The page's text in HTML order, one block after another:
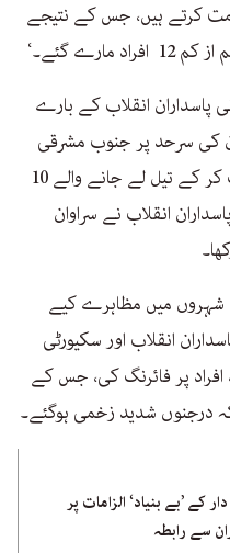
کرتے ہیں، جس کے نتیجے
گئے۔‘
کو ایرانی پاسداران انقلاب کے بارے
کی سرحد پر جنوب مشرقی
صوبہ سیستان بلوچستان میں فائرنگ کر کے تیل لے جانے والے 10
انقلاب نے سراوان
شہروں میں مظاہرے کیے
انقلاب اور سکیورٹی
پر فائرنگ کی، جس کے
درجنوں شدید زخمی ہوگئے۔
کے ’بے بنیاد‘ الزامات پر
سے رابطہ